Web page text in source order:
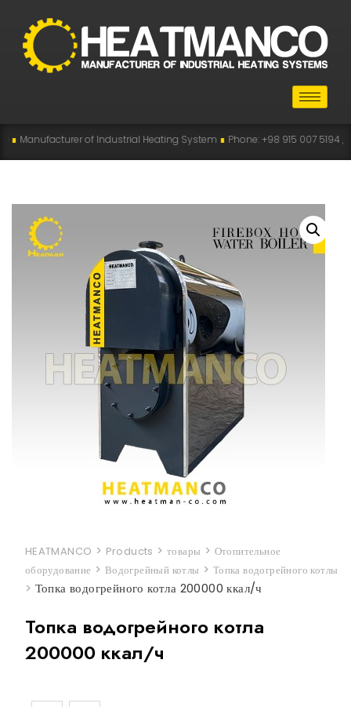
of Industrial Heating System∎Phone: +98 915 007 5194 , +98 915 112
HEATMANCO > Products > товары > Отопительное
оборудование > Водогрейный котлы > Топка водогрейного котлы
> Топка водогрейного котла 200000 ккал/ч
Топка водогрейного котла
200000 ккал/ч